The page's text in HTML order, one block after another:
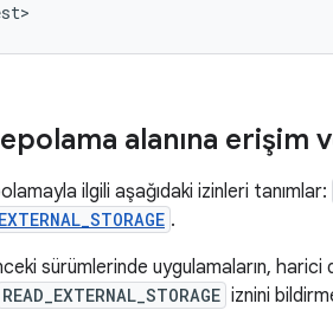
alanına erişim
ilgili aşağıdaki izinleri tanımlar:
.
sürümlerinde uygulamaların, harici
READ_EXTERNAL_STORAGE iznini